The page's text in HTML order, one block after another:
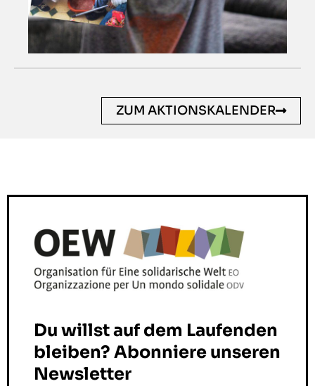
ZUM AKTIONSKALENDER
Du willst auf dem Laufenden
bleiben? Abonniere unseren
Newsletter